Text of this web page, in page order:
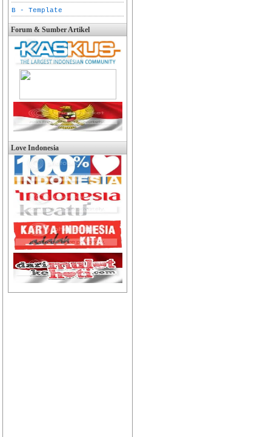
B - Template
Forum & Sumber Artikel
Love Indonesia